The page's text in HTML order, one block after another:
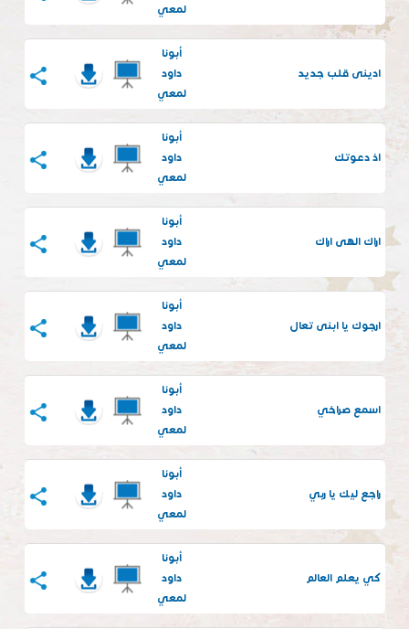
لمعي
ادينى قلب جديد
أبونا
داود
لمعي
اذ دعوتك
أبونا
داود
لمعي
اراك الهى اراك
أبونا
داود
لمعي
ارجوك يا ابنى تعال
أبونا
داود
لمعي
اسمع صراخي
أبونا
داود
لمعي
راجع ليك يا ربي
أبونا
داود
لمعي
كي يعلم العالم
أبونا
داود
لمعي